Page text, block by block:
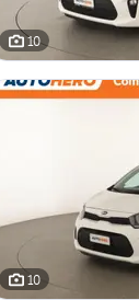
10
10